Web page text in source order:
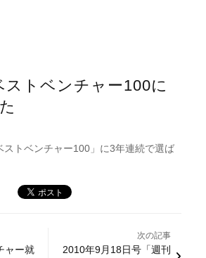
ストベンチャー100に
ストベンチャー100」に3年連続で選ば
ャー就
次の記事
2010年9月18日号「週刊